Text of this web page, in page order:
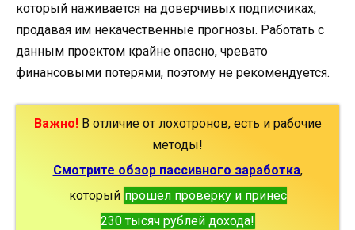
который наживается на доверчивых подписчиках,
продавая им некачественные прогнозы. Работать с
данным проектом крайне опасно, чревато
финансовыми потерями, поэтому не рекомендуется.
Важно!В отличие от лохотронов, есть и рабочие
методы!
Смотрите обзор пассивного заработка,
который прошел проверку и принес
230 тысяч рублей дохода!